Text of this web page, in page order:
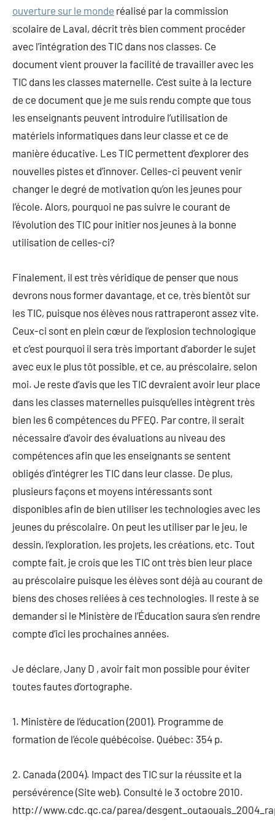
ouverture sur le monde réalisé par la commission
scolaire de Laval, décrit très bien comment procéder
avec l’intégration des TIC dans nos classes. Ce
document vient prouver la facilité de travailler avec les
TIC dans les classes maternelle. C’est suite à la lecture
de ce document que je me suis rendu compte que tous
les enseignants peuvent introduire l’utilisation de
matériels informatiques dans leur classe et ce de
manière éducative. Les TIC permettent d’explorer des
nouvelles pistes et d’innover. Celles-ci peuvent venir
changer le degré de motivation qu’on les jeunes pour
l’école. Alors, pourquoi ne pas suivre le courant de
l’évolution des TIC pour initier nos jeunes à la bonne
utilisation de celles-ci?
Finalement, il est très véridique de penser que nous
devrons nous former davantage, et ce, très bientôt sur
les TIC, puisque nos élèves nous rattraperont assez vite.
Ceux-ci sont en plein cœur de l’explosion technologique
et c’est pourquoi il sera très important d’aborder le sujet
avec eux le plus tôt possible, et ce, au préscolaire, selon
moi. Je reste d’avis que les TIC devraient avoir leur place
dans les classes maternelles puisqu’elles intègrent très
bien les 6 compétences du PFEQ. Par contre, il serait
nécessaire d’avoir des évaluations au niveau des
compétences afin que les enseignants se sentent
obligés d’intégrer les TIC dans leur classe. De plus,
plusieurs façons et moyens intéressants sont
disponibles afin de bien utiliser les technologies avec les
jeunes du préscolaire. On peut les utiliser par le jeu, le
dessin, l’exploration, les projets, les créations, etc. Tout
compte fait, je crois que les TIC ont très bien leur place
au préscolaire puisque les élèves sont déjà au courant de
biens des choses reliées à ces technologies. Il reste à se
demander si le Ministère de l’Éducation saura s’en rendre
compte d’ici les prochaines années.
Je déclare, Jany D , avoir fait mon possible pour éviter
toutes fautes d’ortographe.
1. Ministère de l’éducation (2001). Programme de
formation de l’école québécoise. Québec: 354 p.
2. Canada (2004). Impact des TIC sur la réussite et la
persévérence (Site web). Consulté le 3 octobre 2010.
http://www.cdc.qc.ca/parea/